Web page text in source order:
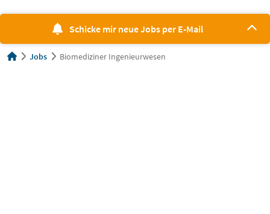
Schicke mir neue Jobs per E-Mail
Jobs Biomediziner Ingenieurwesen